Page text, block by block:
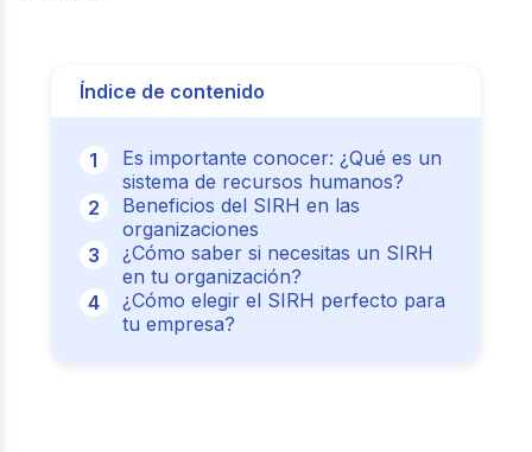
Índice de contenido
Es importante conocer: ¿Qué es un
sistema de recursos humanos?
Beneficios del SIRH en las
organizaciones
¿Cómo saber si necesitas un SIRH
en tu organización?
¿Cómo elegir el SIRH perfecto para
tu empresa?